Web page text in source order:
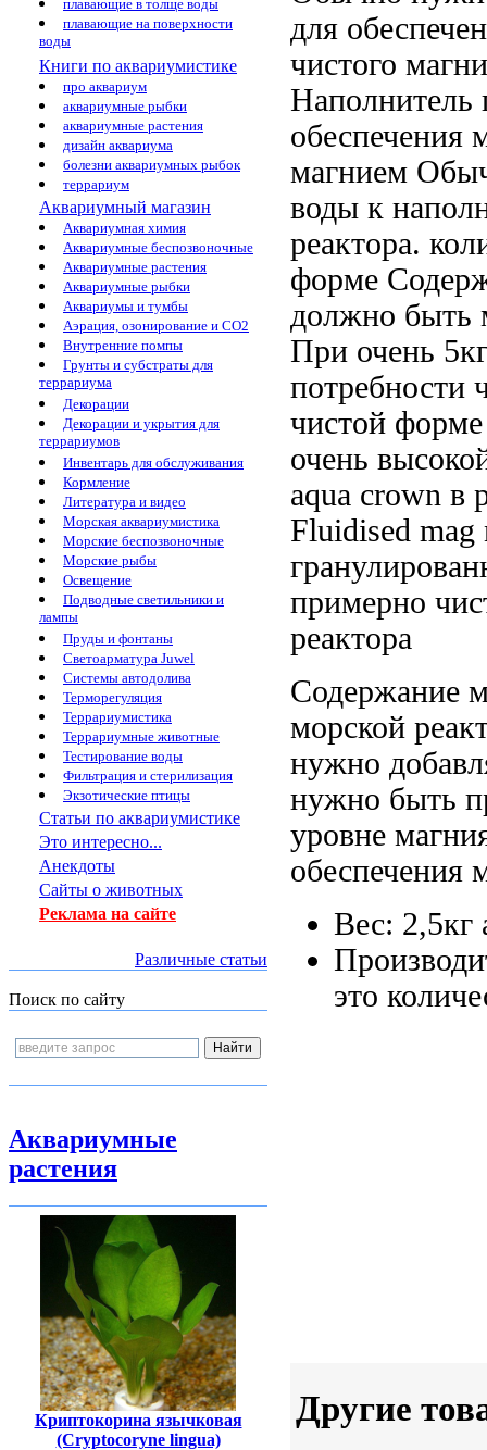
плавающие в толще воды
плавающие на поверхности
воды
Книги по аквариумистике
про аквариум
аквариумные рыбки
аквариумные растения
дизайн аквариума
болезни аквариумных рыбок
террариум
Аквариумный магазин
Аквариумная химия
Аквариумные беспозвоночные
Аквариумные растения
Аквариумные рыбки
Аквариумы и тумбы
Аэрация, озонирование и CO2
Внутренние помпы
Грунты и субстраты для
террариума
Декорации
Декорации и укрытия для
террариумов
Инвентарь для обслуживания
Кормление
Литература и видео
Морская аквариумистика
Морские беспозвоночные
Морские рыбы
Освещение
Подводные светильники и
лампы
Пруды и фонтаны
Светоарматура Juwel
Системы автодолива
Терморегуляция
Террариумистика
Террариумные животные
Тестирование воды
Фильтрация и стерилизация
Экзотические птицы
Статьи по аквариумистике
Это интересно...
Анекдоты
Сайты о животных
Реклама на сайте
Различные статьи
Поиск по сайту
Аквариумные
растения
Криптокорина язычковая
(Cryptocoryne lingua)
для
чистого
Наполнитель
обеспечения
магнием
воды к
реактора.
форме
должно быть
При очень
потребности
чистой форме
очень
aqua crown в
Fluidised mag
примерно
реактора
Содержание
морской
нужно
нужно быть
уровне
обеспечения
Вес: 2,5кг
это
Другие